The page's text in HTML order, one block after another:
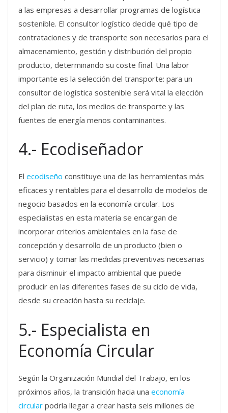
a las empresas a desarrollar programas de logística
sostenible. El consultor logístico decide qué tipo de
contrataciones y de transporte son necesarios para el
almacenamiento, gestión y distribución del propio
producto, determinando su coste final. Una labor
importante es la selección del transporte: para un
consultor de logística sostenible será vital la elección
del plan de ruta, los medios de transporte y las
fuentes de energía menos contaminantes.
4.- Ecodiseñador
El ecodiseño constituye una de las herramientas más
eficaces y rentables para el desarrollo de modelos de
negocio basados en la economía circular. Los
especialistas en esta materia se encargan de
incorporar criterios ambientales en la fase de
concepción y desarrollo de un producto (bien o
servicio) y tomar las medidas preventivas necesarias
para disminuir el impacto ambiental que puede
producir en las diferentes fases de su ciclo de vida,
desde su creación hasta su reciclaje.
5.- Especialista en
Economía Circular
Según la Organización Mundial del Trabajo, en los
próximos años, la transición hacia una economía
circular podría llegar a crear hasta seis millones de